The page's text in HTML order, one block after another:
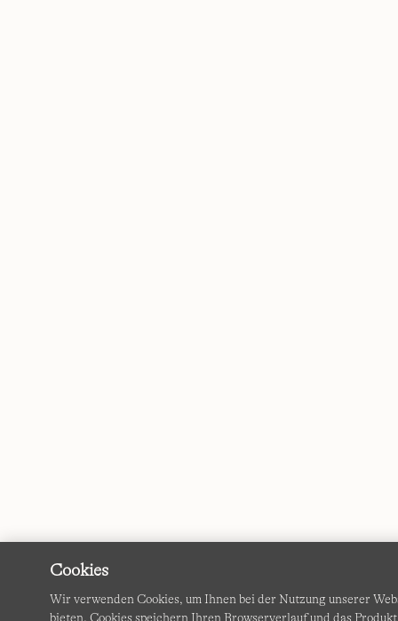
Cookies
Wir verwenden Cookies, um Ihnen bei der Nutzung unserer
bieten. Cookies speichern Ihren Browserverlauf und das